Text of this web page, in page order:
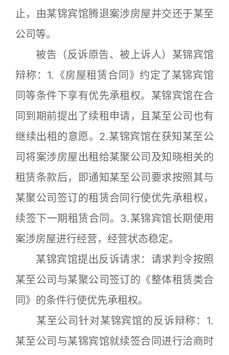
止，由某锦宾馆腾退案涉房屋并交还于某至
公司等。
被告（反诉原告、被上诉人）某锦宾馆
辩称：1.《房屋租赁合同》约定了某锦宾馆
同等条件下享有优先承租权。某锦宾馆在合
同到期前提出了续租申请，且某至公司也有
继续出租的意愿。2.某锦宾馆在获知某至公
司将案涉房屋出租给某聚公司及知晓相关的
租赁条款后，即通知某至公司要求按照其与
某聚公司签订的租赁合同行使优先承租权，
续签下一期租赁合同。3.某锦宾馆长期使用
案涉房屋进行经营，经营状态稳定。
某锦宾馆提出反诉请求：请求判令按照
某至公司与某聚公司签订的《整体租赁类合
同》的条件行使优先承租权。
某至公司针对某锦宾馆的反诉辩称：1.
某至公司与某锦宾馆就续签合同进行洽商时